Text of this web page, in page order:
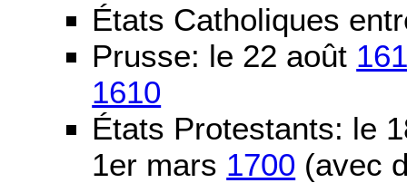
États Catholiques
Prusse: le 22 août
1610
États Protestants: le
1er mars 1700 (avec